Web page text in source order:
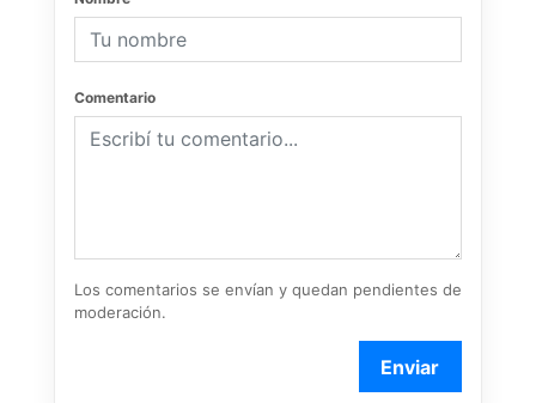
Comentario
Los comentarios se envían y quedan pendientes de
moderación.
Enviar